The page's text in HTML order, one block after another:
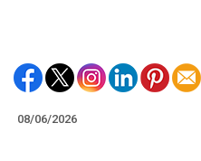
08/06/2026